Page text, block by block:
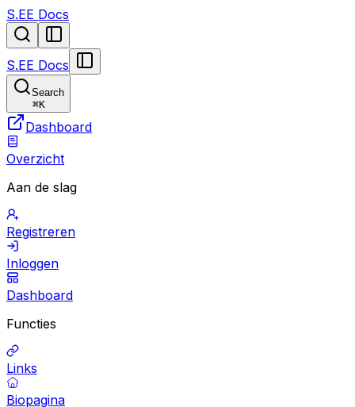
S.EE Docs
S.EE Docs
Search
⌘K
Dashboard
Overzicht
Aan de slag
Registreren
Inloggen
Dashboard
Functies
Links
Biopagina